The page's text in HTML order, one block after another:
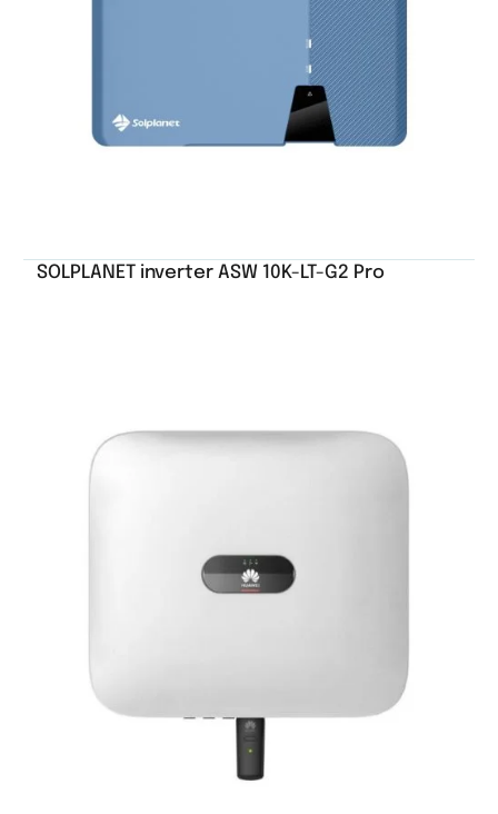
SOLPLANET inverter ASW 10K-LT-G2 Pro